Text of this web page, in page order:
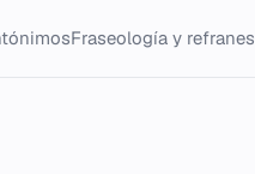
Fraseología y refranes